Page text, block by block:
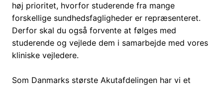
høj prioritet, hvorfor studerende fra mange
forskellige sundhedsfagligheder er repræsenteret.
Derfor skal du også forvente at følges med
studerende og vejlede dem i samarbejde med vores
kliniske vejledere.
Som Danmarks største Akutafdelingen har vi et